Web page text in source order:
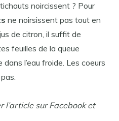
noircissent ? Pour
ne noirsissent pas tout en
de citron, il suffit de
feuilles de la queue
l’eau froide. Les coeurs
l’article sur Facebook et